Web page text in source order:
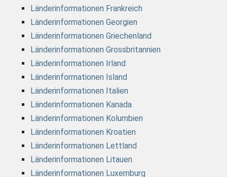
Länderinformationen Frankreich
Länderinformationen Georgien
Länderinformationen Griechenland
Länderinformationen Grossbritannien
Länderinformationen Irland
Länderinformationen Island
Länderinformationen Italien
Länderinformationen Kanada
Länderinformationen Kolumbien
Länderinformationen Kroatien
Länderinformationen Lettland
Länderinformationen Litauen
Länderinformationen Luxemburg